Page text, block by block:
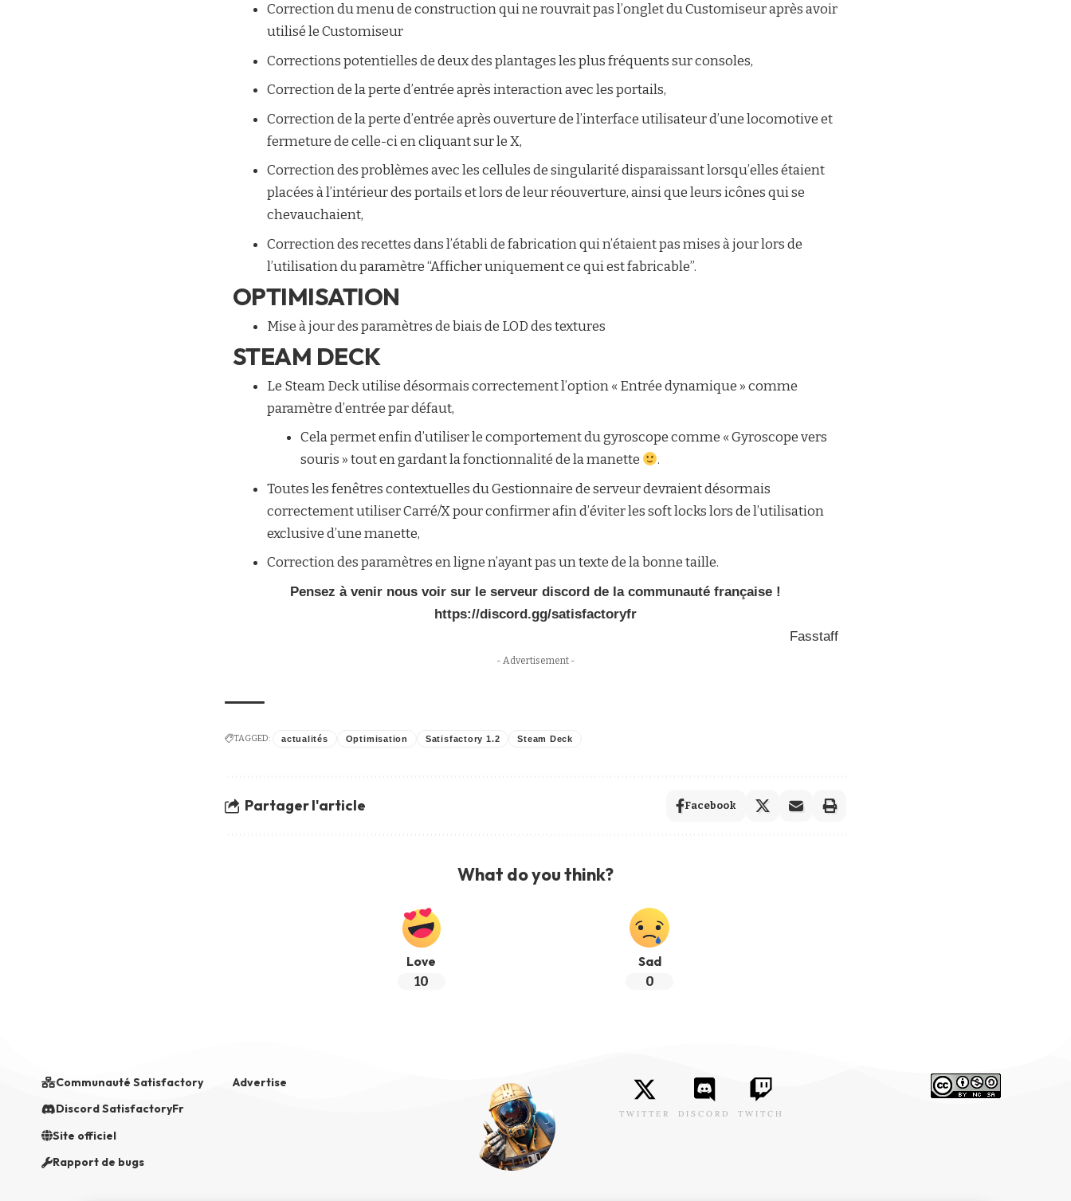
Correction du menu de construction qui ne rouvrait pas l’onglet du Customiseur après avoir
utilisé leCustomiseur
Corrections potentielles de deux des plantages les plus fréquents sur consoles,
Correction de la perte d’entrée après interaction avec les portails,
Correction de la perte d’entrée après ouverture de l’interface utilisateur d’une locomotive et
fermeture de celle-ci en cliquant sur le X,
Correction des problèmes avec les cellules de singularité disparaissant lorsqu’elles étaient
placées à l’intérieur des portails et lors de leur réouverture, ainsi que leurs icônes qui se
chevauchaient,
Correction des recettes dans l’établi de fabrication qui n’étaient pas mises à jour lors de
l’utilisation du paramètre “Afficher uniquement ce qui est fabricable”.
OPTIMISATION
Mise à jour des paramètres de biais de LOD des textures
STEAM DECK
Le Steam Deck utilise désormais correctement l’option « Entrée dynamique » comme
paramètre d’entrée par défaut,
Cela permet enfin d’utiliser le comportement du gyroscope comme « Gyroscope vers
souris » tout en gardant la fonctionnalité de la manette
.
Toutes les fenêtres contextuelles du Gestionnaire de serveur devraient désormais
correctement utiliser Carré/X pour confirmer afin d’éviter les soft locks lors de l’utilisation
exclusive d’une manette,
Correction des paramètres en ligne n’ayant pas un texte de la bonne taille.
Pensez à venir nous voir sur le serveur discord de la communauté française !
https://discord.gg/satisfactoryfr
Fasstaff
- Advertisement -
TAGGED: actualités Optimisation Satisfactory 1.2 Steam Deck
Partager l'article Facebook
What do you think?
Love
10
Sad
0
Communauté Satisfactory
Discord SatisfactoryFr
Site officiel
Rapport de bugs
Advertise
TWITTER DISCORD TWITCH